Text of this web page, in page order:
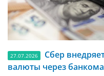
27.07.2026
Сбер
валюты через